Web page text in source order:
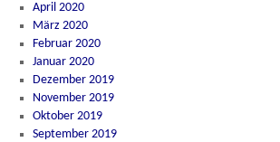
April 2020
März 2020
Februar 2020
Januar 2020
Dezember 2019
November 2019
Oktober 2019
September 2019